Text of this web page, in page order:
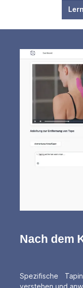
Nach dem
Spezifische